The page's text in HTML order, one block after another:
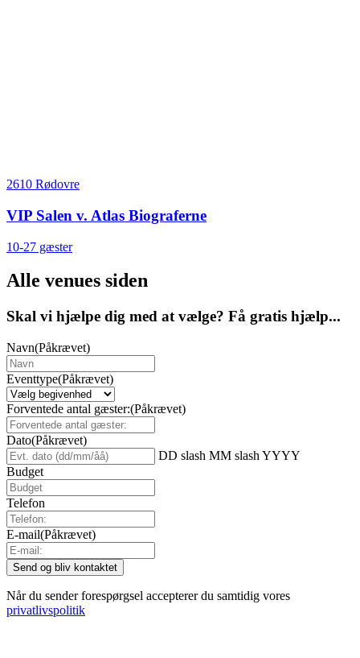
2610 Rødovre
VIP Salen v. Atlas Biograferne
10-27 gæster
Alle venues siden
Skal vi hjælpe dig med at vælge? Få gratis hjælp...
Navn(Påkrævet)
Eventtype(Påkrævet)
Forventede antal gæster:(Påkrævet)
Dato(Påkrævet)
DD slash MM slash YYYY
Budget
Telefon
E-mail(Påkrævet)
Når du sender forespørgsel accepterer du samtidig vores
privatlivspolitik